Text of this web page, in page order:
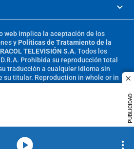
PUBLICIDAD
web implica la aceptación de los
y Políticas de Tratamiento de la
TELEVISIÓN S.A. Todos los
Prohibida su reproducción total
traducción a cualquier idioma sin
su titular. Reproduction in whole or in